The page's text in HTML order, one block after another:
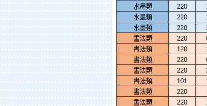
水墨類
220
水墨類
220
水墨類
220
書法類
220
書法類
120
書法類
220
書法類
220
書法類
101
書法類
220
書法類
220